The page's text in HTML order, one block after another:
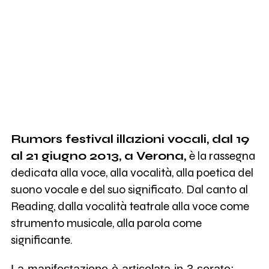
Rumors festival illazioni vocali, dal 19
al 21 giugno 2013, a Verona, è la rassegna
dedicata alla voce, alla vocalità, alla poetica del
suono vocale e del suo significato. Dal canto al
Reading, dalla vocalità teatrale alla voce come
strumento musicale, alla parola come
significante.